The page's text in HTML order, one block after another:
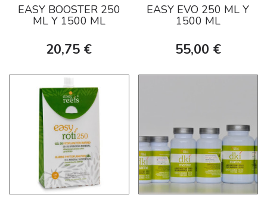
EASY BOOSTER 250
ML Y 1500 ML
20,75 €
EASY EVO 250 ML Y
1500 ML
55,00 €